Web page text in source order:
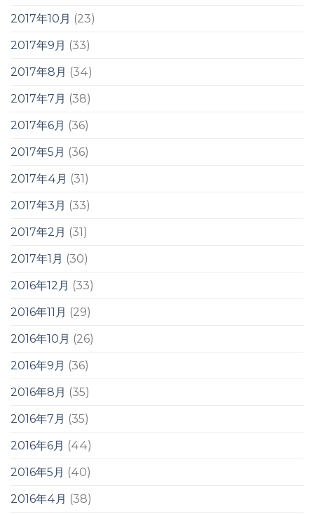
2017年10月 (23)
2017年9月 (33)
2017年8月 (34)
2017年7月 (38)
2017年6月 (36)
2017年5月 (36)
2017年4月 (31)
2017年3月 (33)
2017年2月 (31)
2017年1月 (30)
2016年12月 (33)
2016年11月 (29)
2016年10月 (26)
2016年9月 (36)
2016年8月 (35)
2016年7月 (35)
2016年6月 (44)
2016年5月 (40)
2016年4月 (38)